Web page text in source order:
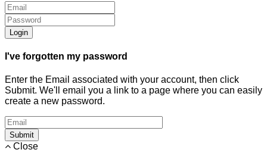
Login
I've forgotten my password
Enter the Email associated with your account, then click
Submit. We'll email you a link to a page where you can easily
create a new password.
Submit
Close